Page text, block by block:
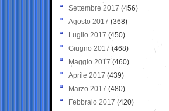
Settembre 2017 (456)
Agosto 2017 (368)
Luglio 2017 (450)
Giugno 2017 (468)
Maggio 2017 (460)
Aprile 2017 (439)
Marzo 2017 (480)
Febbraio 2017 (420)